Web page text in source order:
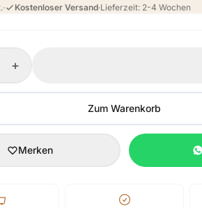
· Kostenloser Versand·Lieferzeit: 2-4 Wochen
+
Zum Warenkorb
Merken